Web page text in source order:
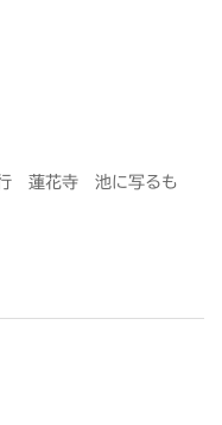
蓮花寺 池に写るも